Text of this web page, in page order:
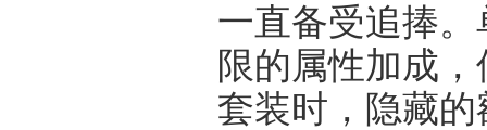
一直备受追捧
限的属性加成
套装时，隐藏